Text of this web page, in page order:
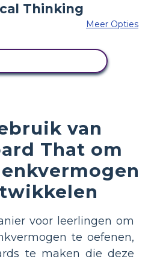
Meer Opties
van
That om
voor leerlingen om
te oefenen,
te maken die deze